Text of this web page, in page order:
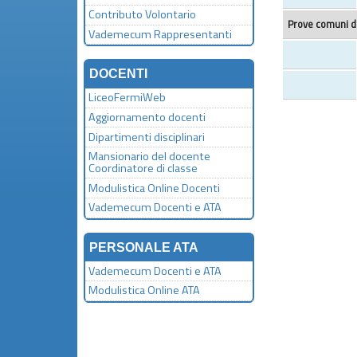
Contributo Volontario
Vademecum Rappresentanti
DOCENTI
LiceoFermiWeb
Aggiornamento docenti
Dipartimenti disciplinari
Mansionario del docente
Coordinatore di classe
Modulistica Online Docenti
Vademecum Docenti e ATA
PERSONALE ATA
Vademecum Docenti e ATA
Modulistica Online ATA
Prove comuni